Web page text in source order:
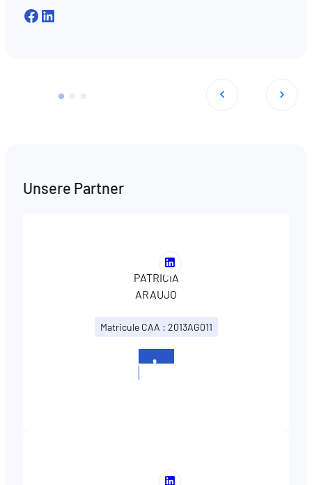
Facebook
LinkedIn
Unsere Partner
Voir
le
profil
de
PATRICIA
ARAUJO
PATRICIA
ARAUJO
Matricule CAA : 2013AG011
Voir